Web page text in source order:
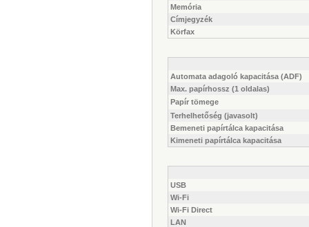
Memória
Címjegyzék
Körfax
Automata adagoló kapacitása (ADF)
Max. papírhossz (1 oldalas)
Papír tömege
Terhelhetőség (javasolt)
Bemeneti papírtálca kapacitása
Kimeneti papírtálca kapacitása
USB
Wi-Fi
Wi-Fi Direct
LAN